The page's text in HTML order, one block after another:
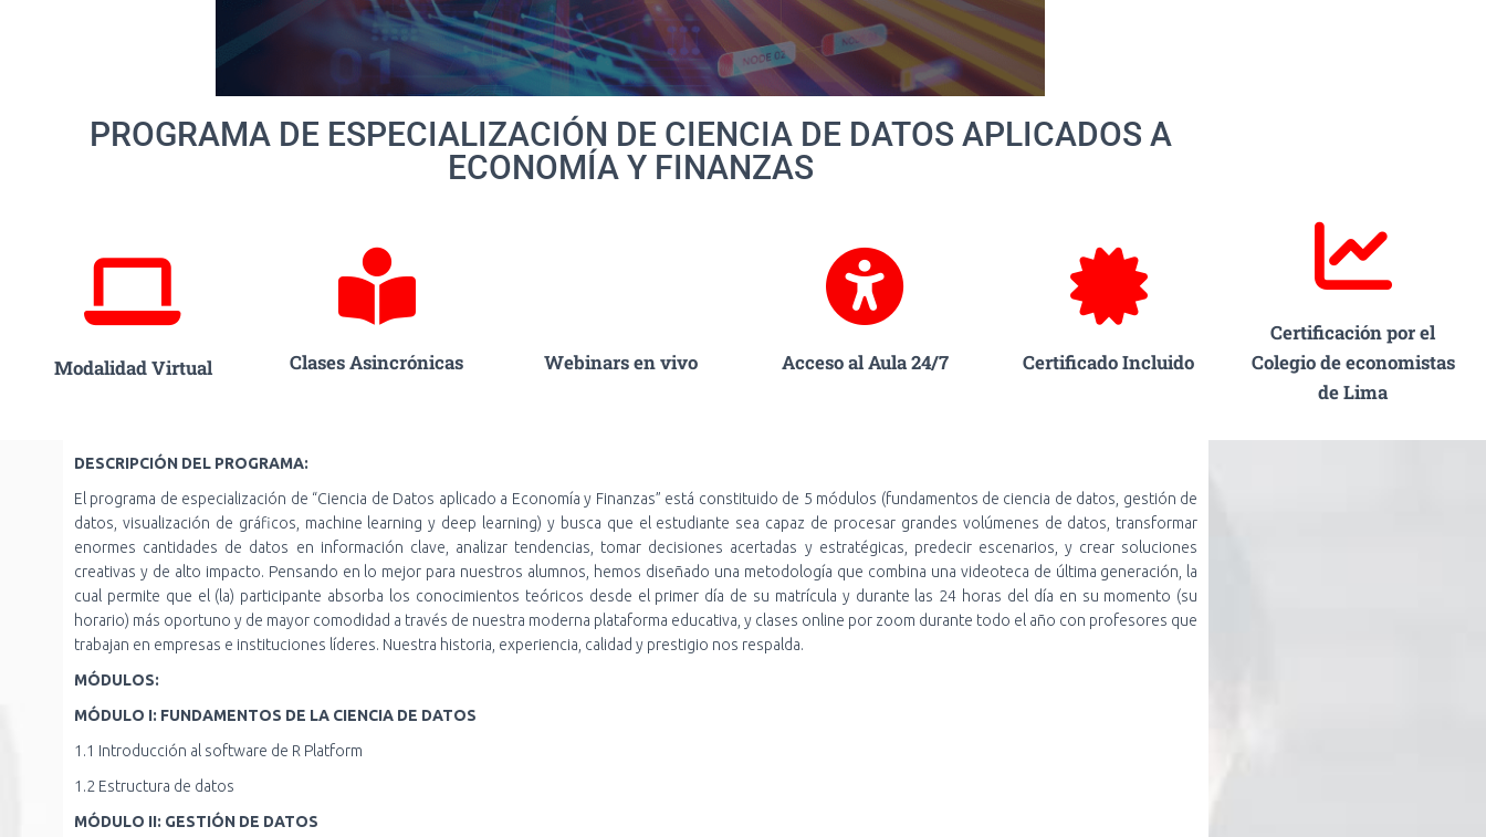
PROGRAMA DE ESPECIALIZACIÓN DE CIENCIA DE DATOS APLICADOS A
ECONOMÍA Y FINANZAS
Modalidad Virtual Clases Asincrónicas Webinars en vivo Acceso al Aula 24/7 Certificado Incluido
Certificación por el
Colegio de economistas
de Lima
DESCRIPCIÓN DEL PROGRAMA:
El programa de especialización de “Ciencia de Datos aplicado a Economía y Finanzas” está constituido de 5 módulos (fundamentos de ciencia de datos, gestión de
datos, visualización de gráficos, machine learning y deep learning) y busca que el estudiante sea capaz de procesar grandes volúmenes de datos, transformar
enormes cantidades de datos en información clave, analizar tendencias, tomar decisiones acertadas y estratégicas, predecir escenarios, y crear soluciones
creativas y de alto impacto. Pensando en lo mejor para nuestros alumnos, hemos diseñado una metodología que combina una videoteca de última generación, la
cual permite que el (la) participante absorba los conocimientos teóricos desde el primer día de su matrícula y durante las 24 horas del día en su momento (su
horario) más oportuno y de mayor comodidad a través de nuestra moderna plataforma educativa, y clases online por zoom durante todo el año con profesores que
trabajan en empresas e instituciones líderes. Nuestra historia, experiencia, calidad y prestigio nos respalda.
MÓDULOS:
MÓDULO I: FUNDAMENTOS DE LA CIENCIA DE DATOS
1.1 Introducción al software de R Platform
1.2 Estructura de datos
MÓDULO II: GESTIÓN DE DATOS